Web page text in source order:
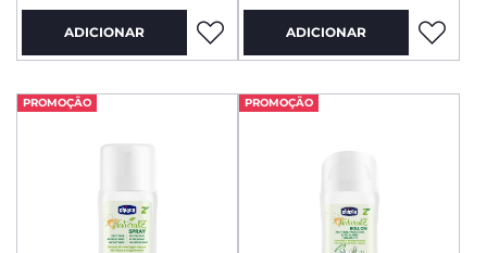
ADICIONAR ADICIONAR
PROMOÇÃO PROMOÇÃO